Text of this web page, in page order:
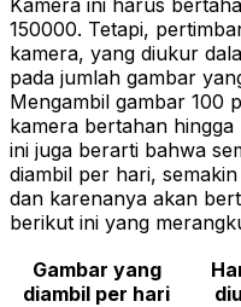
150000. Tetapi,
kamera, yang diukur
pada jumlah gambar
Mengambil gambar 100
kamera bertahan
ini juga berarti bahwa
diambil per hari,
dan karenanya akan
berikut ini yang
Gambar yang
diambil per hari